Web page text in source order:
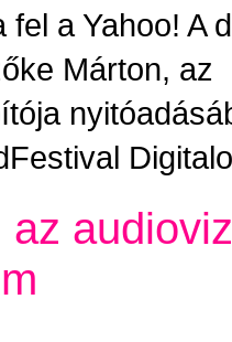
a Yahoo! A
Márton, az
az